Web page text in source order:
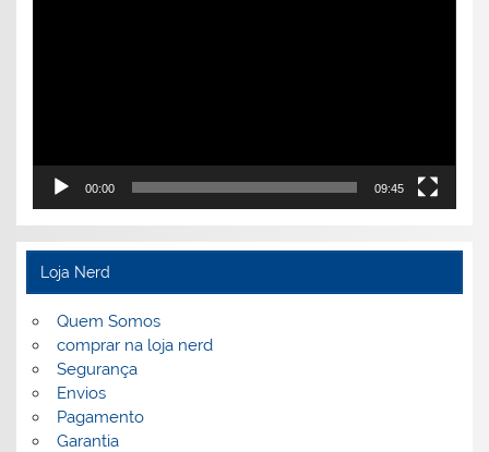
00:00 09:45
Loja Nerd
Quem Somos
comprar na loja nerd
Segurança
Envios
Pagamento
Garantia